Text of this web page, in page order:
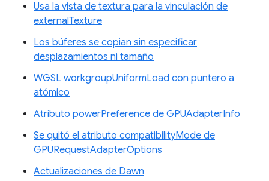
Usa la vista de textura para la vinculación de
externalTexture
Los búferes se copian sin especificar
desplazamientos ni tamaño
WGSL workgroupUniformLoad con puntero a
atómico
Atributo powerPreference de GPUAdapterInfo
Se quitó el atributo compatibilityMode de
GPURequestAdapterOptions
Actualizaciones de Dawn